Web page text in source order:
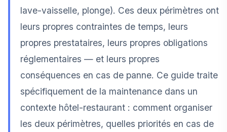
lave-vaisselle, plonge). Ces deux périmètres ont
leurs propres contraintes de temps, leurs
propres prestataires, leurs propres obligations
réglementaires — et leurs propres
conséquences en cas de panne. Ce guide traite
spécifiquement de la maintenance dans un
contexte hôtel-restaurant : comment organiser
les deux périmètres, quelles priorités en cas de